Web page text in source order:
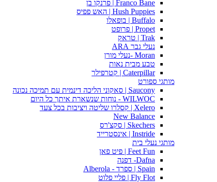
Franco Bane | פרנקו בן
Hush Puppies | האש פפיס
Buffalo | בופאלו
Propet | פרופט
Trak | טראק
נעלי גבר ARA
Moran -נעלי מורן
טבע מבית נאות
Caterpillar | קטרפילר
מותגי ספורט
Saucony | סאקוני הליכה דינמית עם תמיכה נכונה
WILWOC - נוחות שנשארת איתך כל היום
Xelero | קסלרו שליטה ויציבות בכל צעד
New Balance
Skechers | סקצ'רס
Instride | אינסטרייד
מותגי נעלי בית
Feet Fun | פיט פאן
Dafna- דפנה
Spain | ספרד - Alberola
Fly Flot | פליי פלוט